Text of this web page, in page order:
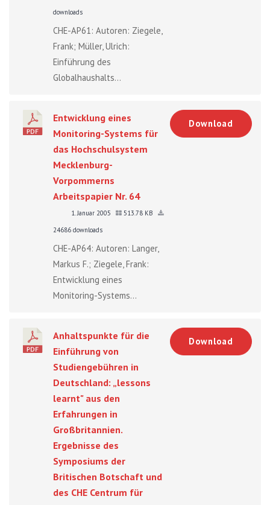
downloads
CHE-AP61: Autoren: Ziegele,
Frank; Müller, Ulrich:
Einführung des
Globalhaushalts...
Entwicklung eines
Monitoring-Systems für
das Hochschulsystem
Mecklenburg-
Vorpommerns
Arbeitspapier Nr. 64
1. Januar 2005
513.78 KB
24686 downloads
CHE-AP64: Autoren: Langer,
Markus F.; Ziegele, Frank:
Entwicklung eines
Monitoring-Systems...
Download
Anhaltspunkte für die
Einführung von
Studiengebühren in
Deutschland: „lessons
learnt" aus den
Erfahrungen in
Großbritannien.
Ergebnisse des
Symposiums der
Britischen Botschaft und
des CHE Centrum für
Download